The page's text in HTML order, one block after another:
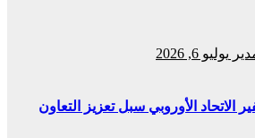
يوليو 6, 2026
الاتحاد الأوروبي سبل تعزيز التعاون